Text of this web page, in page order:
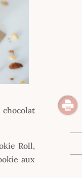
chocolat
Roll,
aux